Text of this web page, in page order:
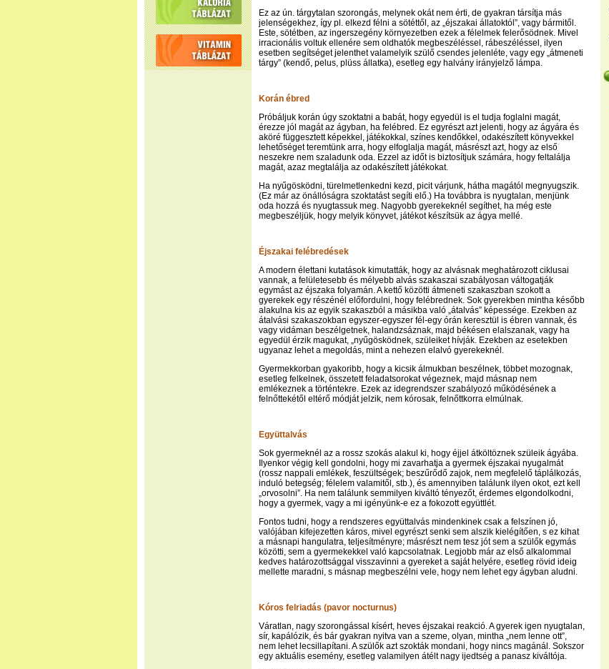
Ez az ún. tárgytalan szorongás, melynek okát nem érti, de gyakran társítja más
jelenségekhez, így pl. elkezd félni a sötéttől, az „éjszakai állatoktól”, vagy bármitől.
Este, sötétben, az ingerszegény környezetben ezek a félelmek felerősödnek. Mivel
irracionális voltuk ellenére sem oldhatók megbeszéléssel, rábeszéléssel, ilyen
esetben segítséget jelenthet valamelyik szülő csendes jelenléte, vagy egy „átmeneti
tárgy” (kendő, pelus, plüss állatka), esetleg egy halvány irányjelző lámpa.
Korán ébred
Próbáljuk korán úgy szoktatni a babát, hogy egyedül is el tudja foglalni magát,
érezze jól magát az ágyban, ha felébred. Ez egyrészt azt jelenti, hogy az ágyára és
aköré függesztett képekkel, játékokkal, színes kendőkkel, odakészített könyvekkel
lehetőséget teremtünk arra, hogy elfoglalja magát, másrészt azt, hogy az első
neszekre nem szaladunk oda. Ezzel az időt is biztosítjuk számára, hogy feltalálja
magát, azaz megtalálja az odakészített játékokat.
Ha nyűgösködni, türelmetlenkedni kezd, picit várjunk, hátha magától megnyugszik.
(Ez már az önállóságra szoktatást segíti elő.) Ha továbbra is nyugtalan, menjünk
oda hozzá és nyugtassuk meg. Nagyobb gyerekeknél segíthet, ha még este
megbeszéljük, hogy melyik könyvet, játékot készítsük az ágya mellé.
Éjszakai felébredések
A modern élettani kutatások kimutatták, hogy az alvásnak meghatározott ciklusai
vannak, a felületesebb és mélyebb alvás szakaszai szabályosan váltogatják
egymást az éjszaka folyamán. A kettő közötti átmeneti szakaszban szokott a
gyerekek egy részénél előfordulni, hogy felébrednek. Sok gyerekben mintha később
alakulna kis az egyik szakaszból a másikba való „átalvás” képessége. Ezekben az
átalvási szakaszokban egyszer-egyszer fél-egy órán keresztül is ébren vannak, és
vagy vidáman beszélgetnek, halandzsáznak, majd békésen elalszanak, vagy ha
egyedül érzik magukat, „nyűgösködnek, szüleiket hívják. Ezekben az esetekben
ugyanaz lehet a megoldás, mint a nehezen elalvó gyerekeknél.
Gyermekkorban gyakoribb, hogy a kicsik álmukban beszélnek, többet mozognak,
esetleg felkelnek, összetett feladatsorokat végeznek, majd másnap nem
emlékeznek a történtekre. Ezek az idegrendszer szabályozó működésének a
felnőttekétől eltérő módját jelzik, nem kórosak, felnőttkorra elmúlnak.
Együttalvás
Sok gyermeknél az a rossz szokás alakul ki, hogy éjjel átköltöznek szüleik ágyába.
Ilyenkor végig kell gondolni, hogy mi zavarhatja a gyermek éjszakai nyugalmát
(rossz nappali emlékek, feszültségek; beszűrődő zajok, nem megfelelő táplálkozás,
induló betegség; félelem valamitől, stb.), és amennyiben találunk ilyen okot, ezt kell
„orvosolni”. Ha nem találunk semmilyen kiváltó tényezőt, érdemes elgondolkodni,
hogy a gyermek, vagy a mi igényünk-e ez a fokozott együttlét.
Fontos tudni, hogy a rendszeres együttalvás mindenkinek csak a felszínen jó,
valójában kifejezetten káros, mivel egyrészt senki sem alszik kielégítően, s ez kihat
a másnapi hangulatra, teljesítményre; másrészt nem tesz jót sem a szülők egymás
közötti, sem a gyermekekkel való kapcsolatnak. Legjobb már az első alkalommal
kedves határozottsággal visszavinni a gyereket a saját helyére, esetleg rövid ideig
mellette maradni, s másnap megbeszélni vele, hogy nem lehet egy ágyban aludni.
Kóros felriadás (pavor nocturnus)
Váratlan, nagy szorongással kísért, heves éjszakai reakció. A gyerek igen nyugtalan,
sír, kapálózik, és bár gyakran nyitva van a szeme, olyan, mintha „nem lenne ott”,
nem lehet lecsillapítani. A szülők azt szokták mondani, hogy nincs magánál. Sokszor
egy aktuális esemény, esetleg valamilyen átélt nagy ijedtség a panasz kiváltója.